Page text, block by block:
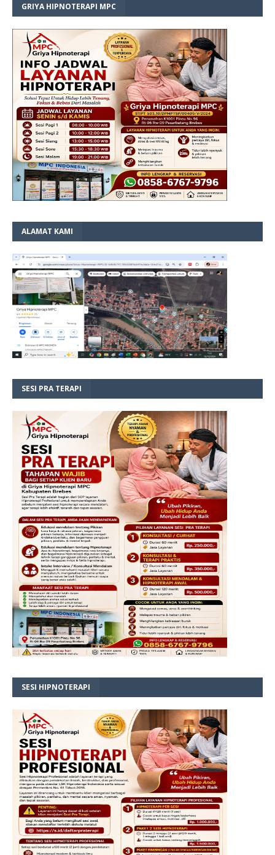
GRIYA HIPNOTERAPI MPC
ALAMAT KAMI
SESI PRA TERAPI
SESI HIPNOTERAPI